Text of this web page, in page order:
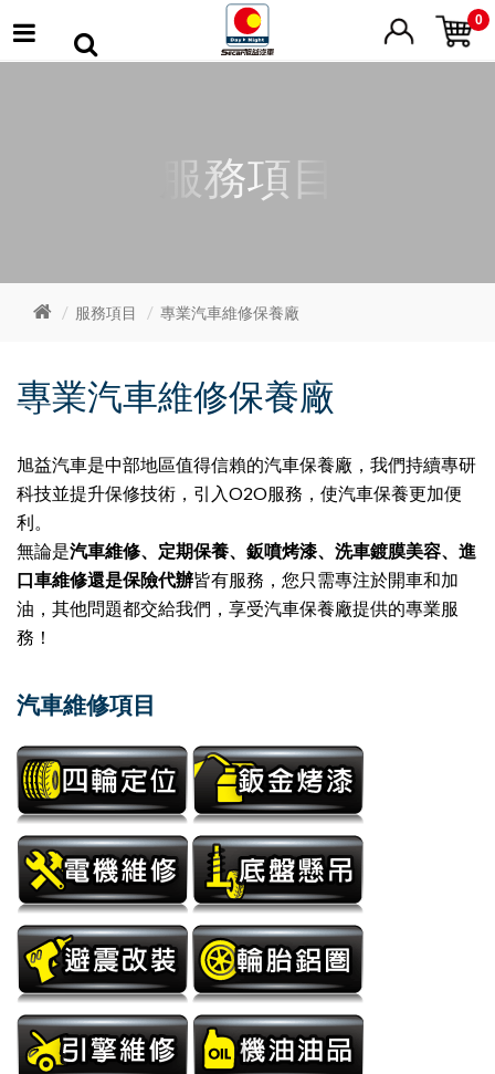
0
服務項目
服務項目 專業汽車維修保養廠
專業汽車維修保養廠
旭益汽車是中部地區值得信賴的汽車保養廠，我們持續專研
科技並提升保修技術，引入O2O服務，使汽車保養更加便
利。
無論是汽車維修、定期保養、鈑噴烤漆、洗車鍍膜美容、進
口車維修還是保險代辦皆有服務， 您只需專注於開車和加
油，其他問題都交給我們，享受汽車保養廠提供的專業服
務！
汽車維修項目